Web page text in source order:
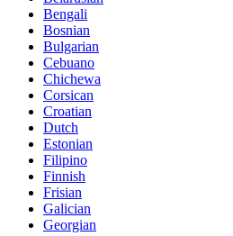
Bengali
Bosnian
Bulgarian
Cebuano
Chichewa
Corsican
Croatian
Dutch
Estonian
Filipino
Finnish
Frisian
Galician
Georgian